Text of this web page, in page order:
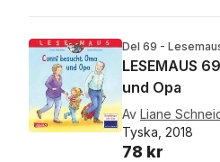
Del 69 -
LESEMAUS
und Opa
Av Liane
Tyska, 2018
78 kr